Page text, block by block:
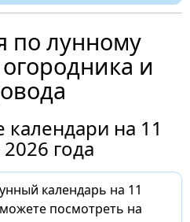
по лунному
и
на 11
года
календарь на 11
посмотреть на